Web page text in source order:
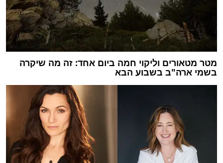
מטר מטאורים וליקוי חמה ביום אחד: זה מה שיקרה
בשמי ארה"ב בשבוע הבא